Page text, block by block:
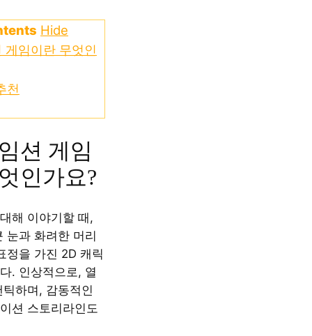
Hide
게임이란 무엇인
천
션 게임
인가요?
해 이야기할 때,
눈과 화려한 머리
정을 가진 2D 캐릭
. 인상적으로, 열
하며, 감동적인
션 스토리라인도